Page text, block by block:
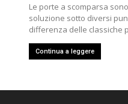
Le porte a scomparsa
soluzione sotto diversi
differenza delle classiche
Continua a leggere